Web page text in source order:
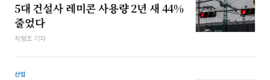
5대 건설사 레미콘 사용량 2년 새 44%
줄었다
차형조 기자
산업